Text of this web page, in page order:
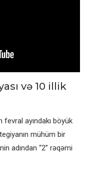
və 10 illik
ayındakı böyük
mühüm bir
adından “2” rəqəmi